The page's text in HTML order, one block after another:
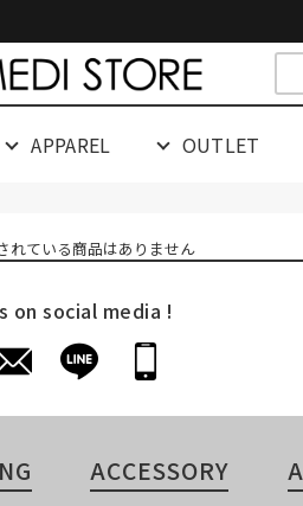
APPAREL OUTLET
れている商品はありません
on social media !
ACCESSORY